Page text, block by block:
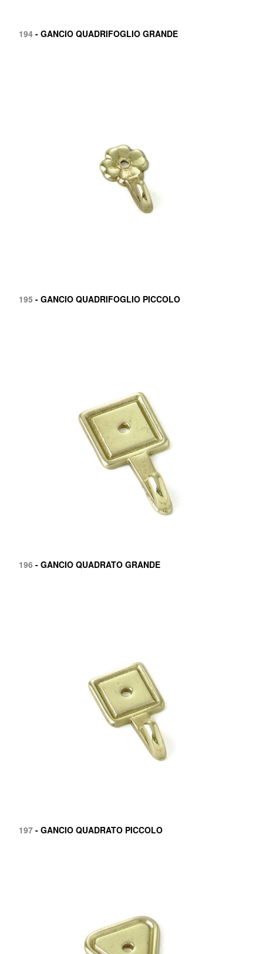
194- GANCIO QUADRIFOGLIO GRANDE
195- GANCIO QUADRIFOGLIO PICCOLO
196- GANCIO QUADRATO GRANDE
197- GANCIO QUADRATO PICCOLO